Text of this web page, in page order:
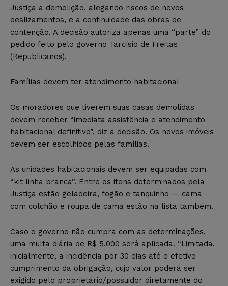
Justiça a demolição, alegando riscos de novos
deslizamentos, e a continuidade das obras de
contenção. A decisão autoriza apenas uma “parte” do
pedido feito pelo governo Tarcísio de Freitas
(Republicanos).
Famílias devem ter atendimento habitacional
Os moradores que tiverem suas casas demolidas
devem receber “imediata assistência e atendimento
habitacional definitivo”, diz a decisão. Os novos imóveis
devem ser escolhidos pelas famílias.
As unidades habitacionais devem ser equipadas com
“kit linha branca”. Entre os itens determinados pela
Justiça estão geladeira, fogão e tanquinho — cama
com colchão e roupa de cama estão na lista também.
Caso o governo não cumpra com as determinações,
uma multa diária de R$ 5.000 será aplicada. “Limitada,
inicialmente, a incidência por 30 dias até o efetivo
cumprimento da obrigação, cujo valor poderá ser
exigido pelo proprietário/possuidor diretamente do